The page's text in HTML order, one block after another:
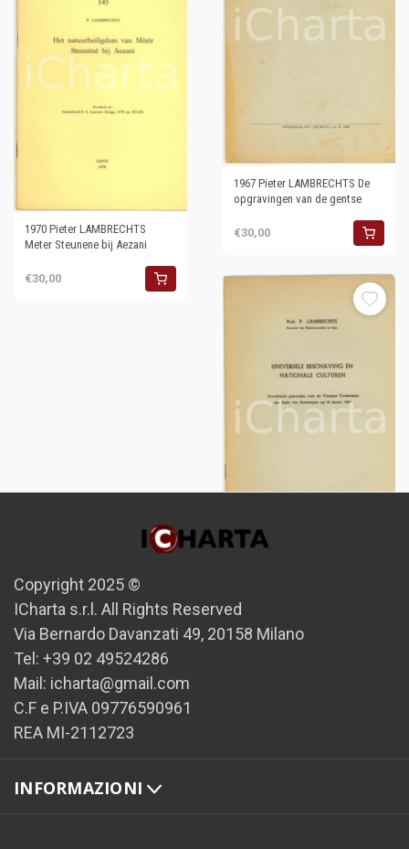
1967 Pieter LAMBRECHTS De
opgravingen van de gentse
€30,00
1970 Pieter LAMBRECHTS
Meter Steunene bij Aezani
€30,00
beschaving
Copyright 2025 ©
ICharta s.r.l. All Rights Reserved
Via Bernardo Davanzati 49, 20158 Milano
Tel: +39 02 49524286
Mail: icharta@gmail.com
C.F e P.IVA 09776590961
REA MI-2112723
INFORMAZIONI